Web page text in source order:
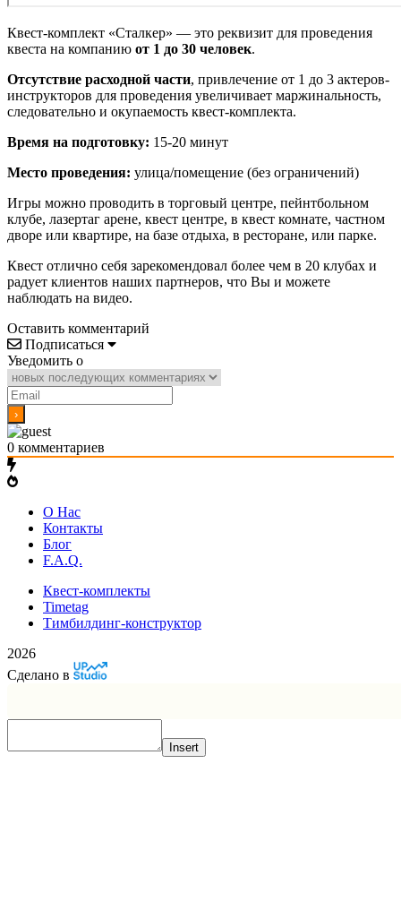
Квест-комплект «Сталкер» — это реквизит для проведения
квеста на компанию от 1 до 30 человек.
Отсутствие расходной части, привлечение от 1 до 3 актеров-
инструкторов для проведения увеличивает маржинальность,
следовательно и окупаемость квест-комплекта.
Время на подготовку: 15-20 минут
Место проведения: улица/помещение (без ограничений)
Игры можно проводить в торговый центре, пейнтбольном
клубе, лазертаг арене, квест центре, в квест комнате, частном
дворе или квартире, на базе отдыха, в ресторане, или парке.
Квест отлично себя зарекомендовал более чем в 20 клубах и
радует клиентов наших партнеров, что Вы и можете
наблюдать на видео.
Оставить комментарий
Подписаться
Уведомить о
0 комментариев
О Нас
Контакты
Блог
F.A.Q.
Квест-комплекты
Timetag
Тимбилдинг-конструктор
2026
Сделано в
Insert